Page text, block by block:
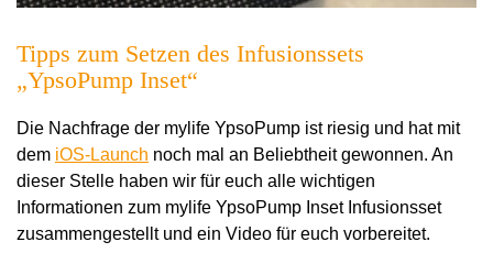
Tipps zum Setzen des Infusionssets
„YpsoPump Inset“
Die Nachfrage der mylife YpsoPump ist riesig und hat mit
dem iOS-Launch noch mal an Beliebtheit gewonnen. An
dieser Stelle haben wir für euch alle wichtigen
Informationen zum mylife YpsoPump Inset Infusionsset
zusammengestellt und ein Video für euch vorbereitet.